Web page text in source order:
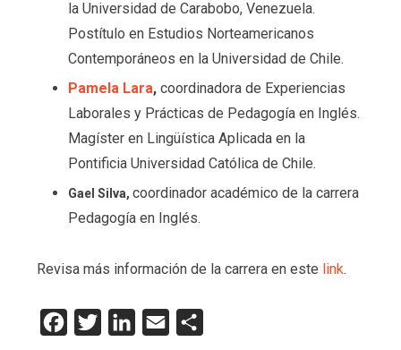
la Universidad de Carabobo, Venezuela.
Postítulo en Estudios Norteamericanos
Contemporáneos en la Universidad de Chile.
Pamela Lara,coordinadora de Experiencias
Laborales y Prácticas de Pedagogía en Inglés.
Magíster en Lingüística Aplicada en la
Pontificia Universidad Católica de Chile.
Gael Silva, coordinador académico de la carrera
Pedagogía en Inglés.
Revisa más información de la carrera en este link.
Facebook
Twitter LinkedInEmail